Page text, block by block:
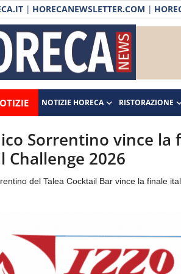
| HORECANEWSLETTER.COM |
NOTIZIE HORECA RISTORAZIONE
Horeca
Sorrentino vince la
Challenge 2026
del Talea Cocktail Bar vince la finale